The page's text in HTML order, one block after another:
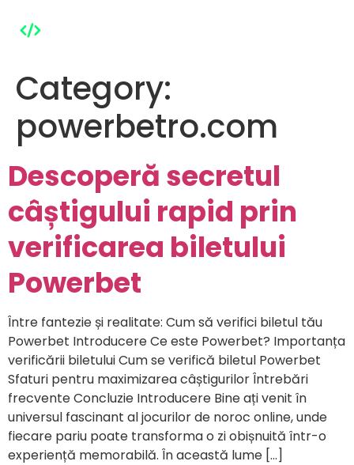
Category:
powerbetro.com
Descoperă secretul
câștigului rapid prin
verificarea biletului
Powerbet
Între fantezie și realitate: Cum să verifici biletul tău
Powerbet Introducere Ce este Powerbet? Importanța
verificării biletului Cum se verifică biletul Powerbet
Sfaturi pentru maximizarea câștigurilor Întrebări
frecvente Concluzie Introducere Bine ați venit în
universul fascinant al jocurilor de noroc online, unde
fiecare pariu poate transforma o zi obișnuită într-o
experiență memorabilă. În această lume […]